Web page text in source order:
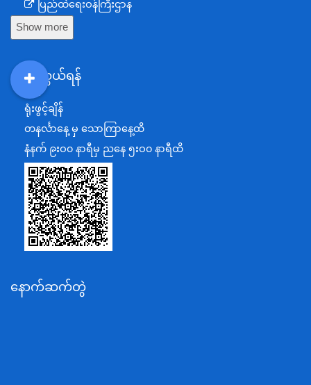
ပြည်ထဲရေးဝန်ကြီးဌာန
ကာကွယ်ရေးဝန်ကြီးဌာန
စီမံကိန်း၊ဘဏ္ဍာရေးနှင့်စက်မှုဝန်ကြီးဌာန
ရင်းနှီးမြှုပ်နှံမှုနှင့် နိုင်ငံခြားစီးပွားဆက်သွယ်ရေးဝန်ကြီးဌာန
အပြည်ပြည်ဆိုင်ရာပူးပေါင်းဆောင်ရွက်ရေးဝန်ကြီးဌာန
ပြန်ကြားရေးဝန်ကြီးဌာန
သာသနာရေးနှင့် ယဉ်ကျေးမှုဝန်ကြီးဌာန
စိုက်ပျိုးရေး၊မွေးမြူရေးနှင့်ဆည်မြောင်းဝန်ကြီးဌာန
ပို့ဆောင်ရေးနှင့်ဆက်သွယ်ရေးဝန်ကြီးဌာန
သယံဇာတနှင့်ပတ်ဝန်းကျင်ထိန်းသိမ်းရေးဝန်ကြီးဌာန
အလုပ်သမား၊လူဝင်မှုကြီးကြပ်ရေးနှင့်ပြည်သူ့အင်အား
Show more
ဆက်သွယ်ရန်
ရုံးဖွင့်ချိန်
တနင်္လာနေ့ မှ သောကြာနေ့ထိ
နံနက် ၉းဝ၀ နာရီမှ ညနေ ၅းဝ၀ နာရီထိ
နောက်ဆက်တွဲ
DDM